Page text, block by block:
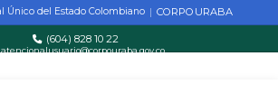
| CORPOURABA
(604) 828 10 22
atencionalusuario@corpouraba.gov.co